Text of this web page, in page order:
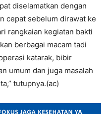
diselamatkan dengan
cepat sebelum dirawat ke
rangkaian kegiatan bakti
berbagai macam tadi
katarak, bibir
umum dan juga masalah
tutupnya.(ac)